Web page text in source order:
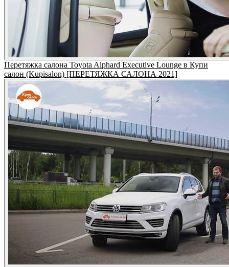
Перетяжка салона Toyota Alphard Executive Lounge в Купи
салон (Kupisalon) [ПЕРЕТЯЖКА САЛОНА 2021]